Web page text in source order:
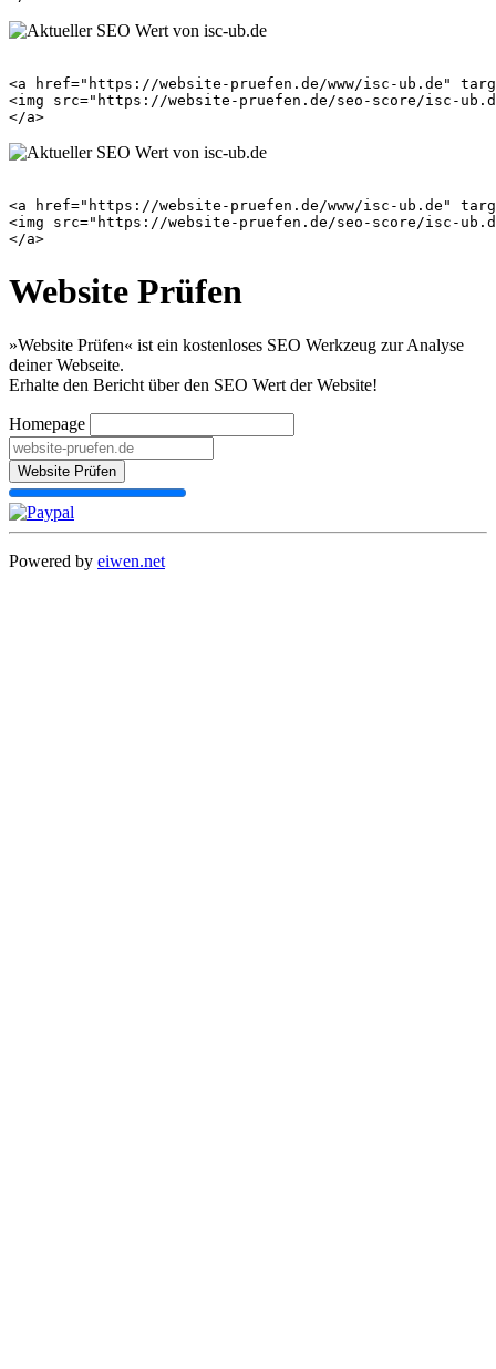
<a href="https://website-pruefen.de/www/isc-ub.de"
<img src="https://website-pruefen.de/seo-score/isc-
<a href="https://website-pruefen.de/www/isc-ub.de"
<img src="https://website-pruefen.de/seo-score/isc-
Website Prüfen
»Website Prüfen« ist ein kostenloses SEO Werkzeug zur Analyse
deiner Webseite.
Erhalte den Bericht über den SEO Wert der Website!
Homepage
Website Prüfen
Powered by eiwen.net